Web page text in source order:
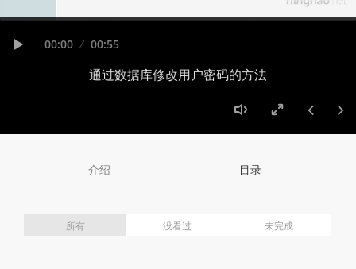
Seek
Current
00:00 Duration
00:55
通过数据库修改用户密码的方法
Volume
介绍 目录
所有 没看过 未完成